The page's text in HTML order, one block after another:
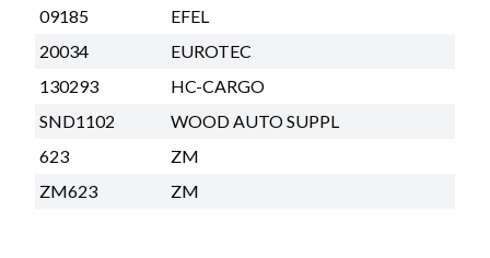
09185
EFEL
20034
EUROTEC
130293
HC-CARGO
SND1102
WOOD AUTO SUPPL
623
ZM
ZM623
ZM